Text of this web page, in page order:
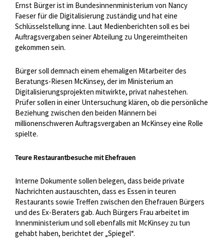
Ernst Bürger ist im Bundesinnenministerium von Nancy
Faeser für die Digitalisierung zuständig und hat eine
Schlüsselstellung inne. Laut Medienberichten soll es bei
Auftragsvergaben seiner Abteilung zu Ungereimtheiten
gekommen sein.
Bürger soll demnach einem ehemaligen Mitarbeiter des
Beratungs-Riesen McKinsey, der im Ministerium an
Digitalisierungsprojekten mitwirkte, privat nahestehen.
Prüfer sollen in einer Untersuchung klären, ob die persönliche
Beziehung zwischen den beiden Männern bei
millionenschweren Auftragsvergaben an McKinsey eine Rolle
spielte.
Teure Restaurantbesuche mit Ehefrauen
Interne Dokumente sollen belegen, dass beide private
Nachrichten austauschten, dass es Essen in teuren
Restaurants sowie Treffen zwischen den Ehefrauen Bürgers
und des Ex-Beraters gab. Auch Bürgers Frau arbeitet im
Innenministerium und soll ebenfalls mit McKinsey zu tun
gehabt haben, berichtet der „Spiegel“.